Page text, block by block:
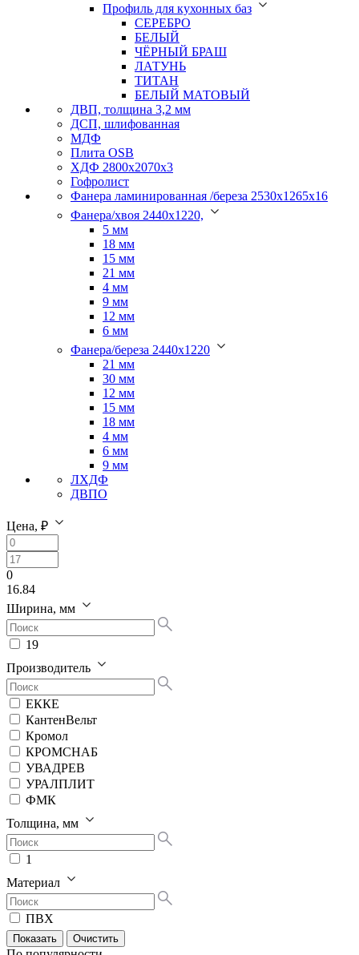
Профиль для кухонных баз
СЕРЕБРО
БЕЛЫЙ
ЧЁРНЫЙ БРАШ
ЛАТУНЬ
ТИТАН
БЕЛЫЙ МАТОВЫЙ
ДВП, толщина 3,2 мм
ДСП, шлифованная
МДФ
Плита OSB
ХДФ 2800х2070х3
Гофролист
Фанера ламинированная /береза 2530х1265х16
Фанера/хвоя 2440х1220,
5 мм
18 мм
15 мм
21 мм
4 мм
9 мм
12 мм
6 мм
Фанера/береза 2440х1220
21 мм
30 мм
12 мм
15 мм
18 мм
4 мм
6 мм
9 мм
ЛХДФ
ДВПО
Цена, ₽
0
16.84
Ширина, мм
19
Производитель
ЕККЕ
КантенВельт
Кромол
КРОМСНАБ
УВАДРЕВ
УРАЛПЛИТ
ФМК
Толщина, мм
1
Материал
ПВХ